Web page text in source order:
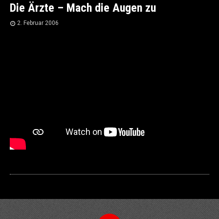
Die Ärzte – Mach die Augen zu
2. Februar 2006